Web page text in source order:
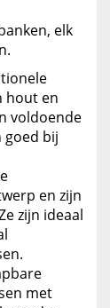
elk
hout en
voldoende
goed bij
en zijn
zijn ideaal
met